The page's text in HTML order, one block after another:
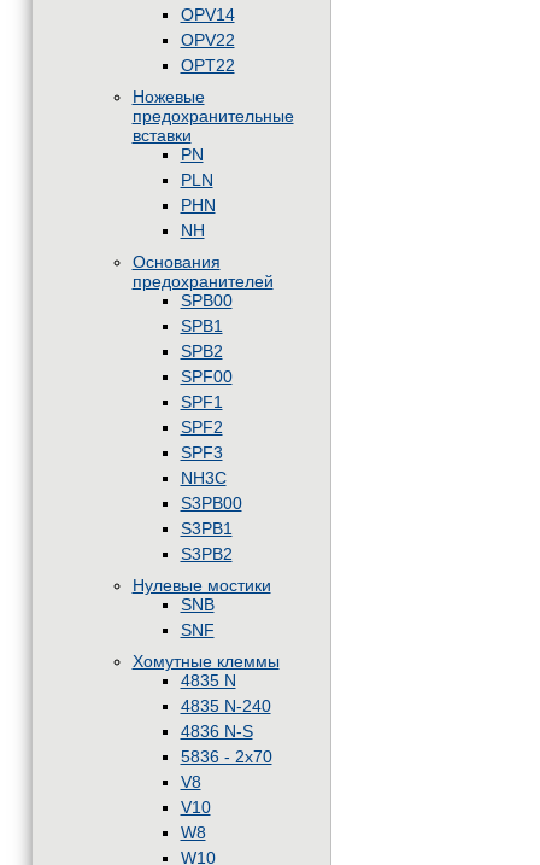
OPV14
OPV22
OPT22
Ножевые
предохранительные
вставки
PN
PLN
PHN
NH
Основания
предохранителей
SPB00
SPB1
SPB2
SPF00
SPF1
SPF2
SPF3
NH3C
S3PB00
S3PB1
S3PB2
Нулевые мостики
SNB
SNF
Хомутные клеммы
4835 N
4835 N-240
4836 N-S
5836 - 2x70
V8
V10
W8
W10